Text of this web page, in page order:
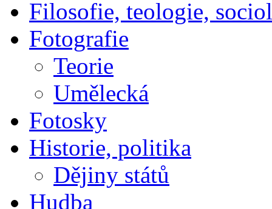
Filosofie, teologie,
Fotografie
Teorie
Umělecká
Fotosky
Historie, politika
Dějiny států
Hudba